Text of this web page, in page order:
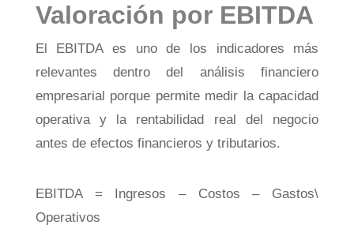
Valoración por EBITDA
El EBITDA es uno de los indicadores más
relevantes dentro del análisis financiero
empresarial porque permite medir la capacidad
operativa y la rentabilidad real del negocio
antes de efectos financieros y tributarios.
EBITDA = Ingresos – Costos – Gastos\
Operativos